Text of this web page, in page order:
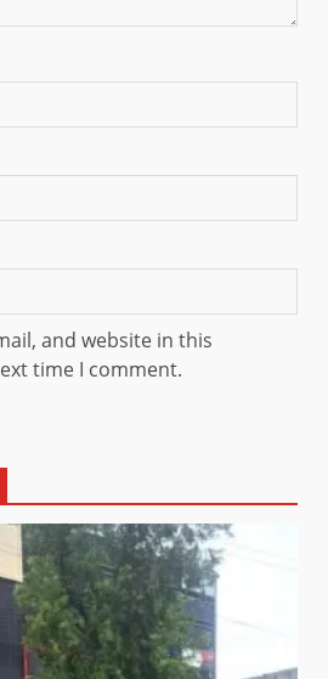
and website in this
time I comment.